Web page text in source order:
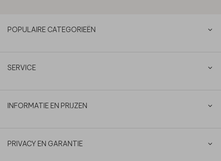
POPULAIRE CATEGORIEËN
SERVICE
INFORMATIE EN PRIJZEN
PRIVACY EN GARANTIE